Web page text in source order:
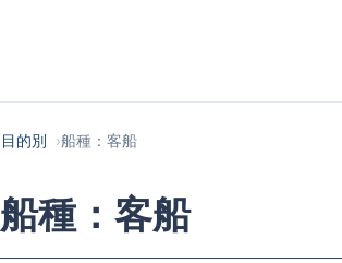
目的別 船種：客船
船種：客船